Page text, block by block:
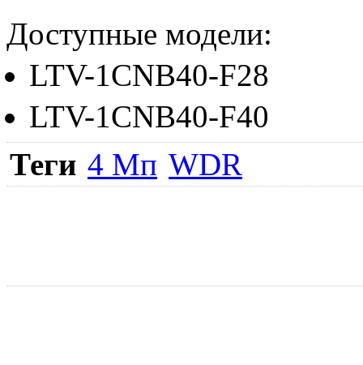
Доступные модели:
LTV-1CNB40-F28
LTV-1CNB40-F40
Теги 4 Мп WDR